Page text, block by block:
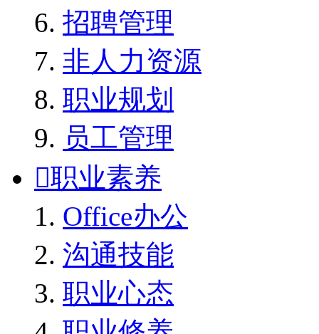
招聘管理
非人力资源
职业规划
员工管理
职业素养
Office办公
沟通技能
职业心态